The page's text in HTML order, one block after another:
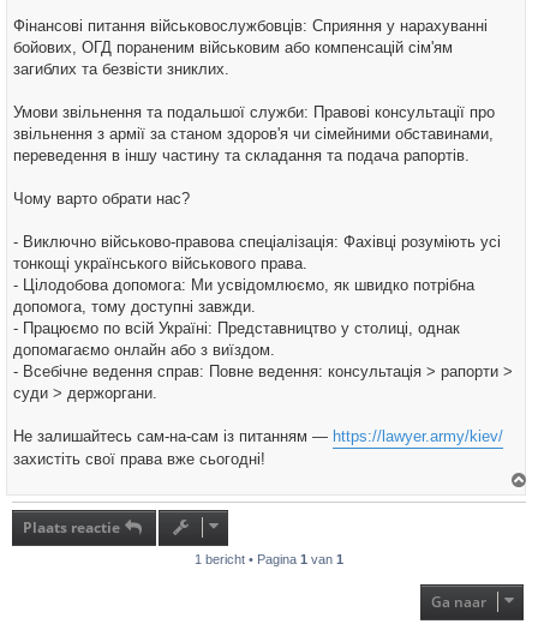
Фінансові питання військовослужбовців: Сприяння у нарахуванні
бойових, ОГД пораненим військовим або компенсацій сім'ям
загиблих та безвісти зниклих.
Умови звільнення та подальшої служби: Правові консультації про
звільнення з армії за станом здоров'я чи сімейними обставинами,
переведення в іншу частину та складання та подача рапортів.
Чому варто обрати нас?
- Виключно військово-правова спеціалізація: Фахівці розуміють усі
тонкощі українського військового права.
- Цілодобова допомога: Ми усвідомлюємо, як швидко потрібна
допомога, тому доступні завжди.
- Працюємо по всій Україні: Представництво у столиці, однак
допомагаємо онлайн або з виїздом.
- Всебічне ведення справ: Повне ведення: консультація > рапорти >
суди > держоргани.
Не залишайтесь сам-на-сам із питанням — https://lawyer.army/kiev/
захистіть свої права вже сьогодні!
Plaats reactie
1 bericht • Pagina 1 van 1
Ga naar